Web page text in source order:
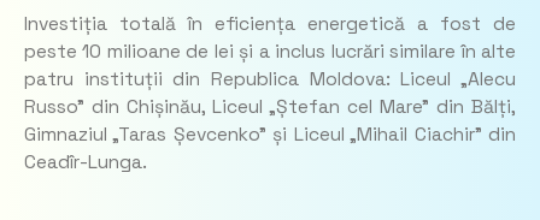
Investiția totală în eficiența energetică a fost de
peste 10 milioane de lei și a inclus lucrări similare în alte
patru instituții din Republica Moldova: Liceul „Alecu
Russo” din Chișinău, Liceul „Ștefan cel Mare” din Bălți,
Gimnaziul „Taras Șevcenko” și Liceul „Mihail Ciachir” din
Ceadîr-Lunga.